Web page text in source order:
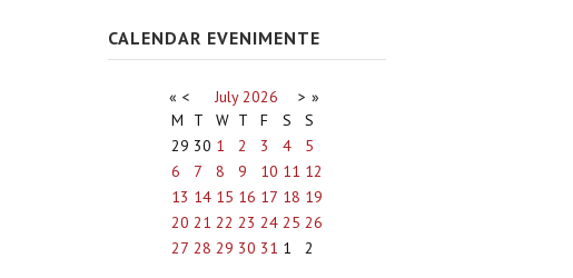
CALENDAR EVENIMENTE
« < July 2026 > »
M
T W T F S
S
29 30 1 2 3 4
5
6
7 8 9 10 11 12
13 14 15 16 17 18 19
20 21 22 23 24 25 26
27 28 29 30 31 1 2